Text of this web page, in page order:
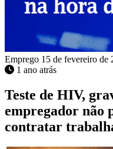
Emprego 15 de fevereiro de
1 ano atrás
Teste de HIV,
empregador não
contratar